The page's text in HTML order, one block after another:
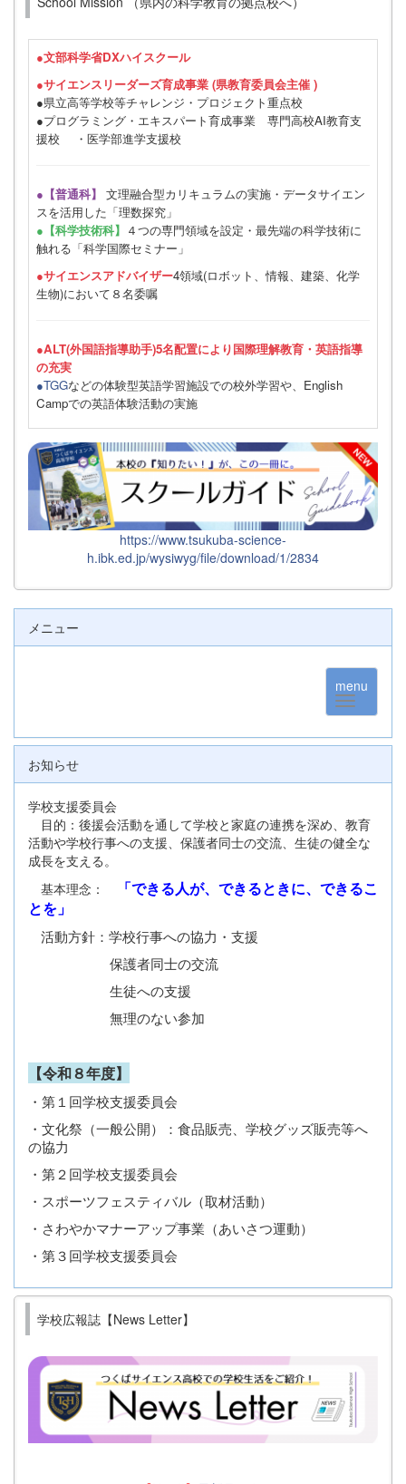
●文部科学省DXハイスクール
●サイエンスリーダーズ育成事業 (県教育委員会主催 )
●県立高等学校等チャレンジ・プロジェクト重点校
●プログラミング・エキスパート育成事業 専門高校AI教育支
援校 ・医学部進学支援校
●【普通科】 文理融合型カリキュラムの実施・データサイエン
スを活用した「理数探究」
●【科学技術科】 ４つの専門領域を設定・最先端の科学技術に
触れる「科学国際セミナー」
●サイエンスアドバイザー4領域(ロボット、情報、建築、化学
生物)において８名委嘱
●ALT(外国語指導助手)5名配置により国際理解教育・英語指導
の充実
●TGGなどの体験型英語学習施設での校外学習や、English
Campでの英語体験活動の実施
https://www.tsukuba-science-
h.ibk.ed.jp/wysiwyg/file/download/1/2834
メニュー
menu
お知らせ
学校支援委員会
目的：後援会活動を通して学校と家庭の連携を深め、教育
活動や学校行事への支援、保護者同士の交流、生徒の健全な
成長を支える。
基本理念：
「できる人が、できるときに、できるこ
とを」
活動方針：学校行事への協力・支援
保護者同士の交流
生徒への支援
無理のない参加
【令和８年度】
・第１回学校支援委員会
・文化祭（一般公開）：食品販売、学校グッズ販売等へ
の協力
・第２回学校支援委員会
・スポーツフェスティバル（取材活動）
・さわやかマナーアップ事業（あいさつ運動）
・第３回学校支援委員会
学校広報誌【News Letter】